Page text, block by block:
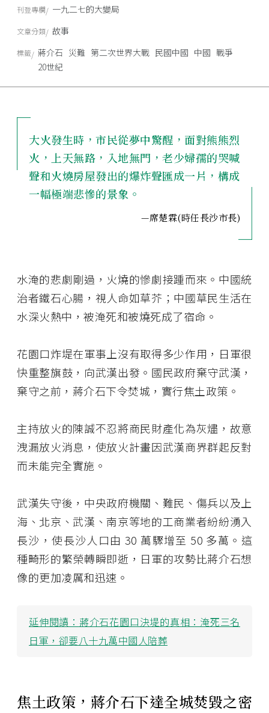
大火發生時，市民從夢中驚醒，面對熊熊烈
火，上天無路，入地無門，老少婦孺的哭喊
聲和火燒房屋發出的爆炸聲匯成一片，構成
一幅極端悲慘的景象。
—席楚霖(時任長沙市長)
水淹的悲劇剛過，火燒的慘劇接踵而來。中國統
治者鐵石心腸，視人命如草芥；中國草民生活在
水深火熱中，被淹死和被燒死成了宿命。
花園口炸堤在軍事上沒有取得多少作用，日軍很
快重整旗鼓，向武漢出發。國民政府棄守武漢，
棄守之前，蔣介石下令焚城，實行焦土政策。
主持放火的陳誠不忍將商民財產化為灰燼，故意
洩漏放火消息，使放火計畫因武漢商界群起反對
而未能完全實施。
武漢失守後，中央政府機關、難民、傷兵以及上
海、北京、武漢、南京等地的工商業者紛紛湧入
長沙，使長沙人口由 30 萬驟增至 50 多萬。這
種畸形的繁榮轉瞬即逝，日軍的攻勢比蔣介石想
像的更加凌厲和迅速。
延伸閱讀： 蔣介石花園口決堤的真相：淹死三名
日軍，卻要八十九萬中國人陪葬
焦土政策，蔣介石下達全城焚毀之密
刊登專欄 一九二七的大變局
文章分類 故事
標籤 蔣介石 災難 第二次世界大戰 民國中國 中國 戰爭
20世紀